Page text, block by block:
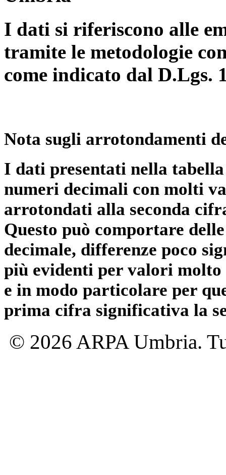
I dati si riferiscono alle
tramite le metodologie
come indicato dal D.Lgs.
Nota sugli arrotondamenti
I dati presentati nella
numeri decimali con molti
arrotondati alla seconda
Questo può comportare
decimale, differenze poco
più evidenti per valori
e in modo particolare per
prima cifra significativa la
© 2026 ARPA Umbria.